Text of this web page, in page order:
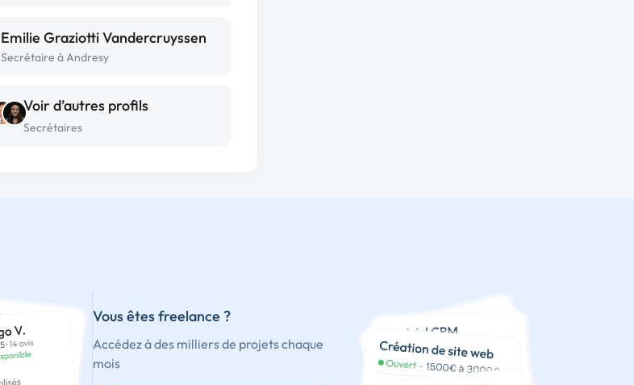
Emilie Graziotti Vandercruyssen
Secrétaire à Andresy
Voir d’autres profils
Secrétaires
Vous êtes freelance ?
Accédez à des milliers de projets chaque
mois